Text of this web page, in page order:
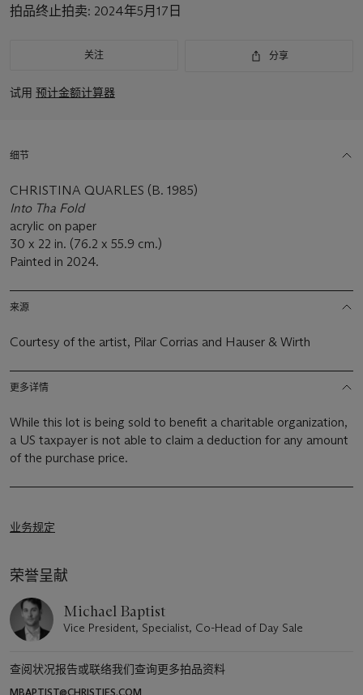
拍品终止拍卖: 2024年5月17日
关注 分享
试用 预计金额计算器
细节
CHRISTINA QUARLES (B. 1985)
Into Tha Fold
acrylic on paper
30 x 22 in. (76.2 x 55.9 cm.)
Painted in 2024.
来源
Courtesy of the artist, Pilar Corrias and Hauser & Wirth
更多详情
While this lot is being sold to benefit a charitable organization,
a US taxpayer is not able to claim a deduction for any amount
of the purchase price.
业务规定
荣誉呈献
Michael Baptist
Vice President, Specialist, Co-Head of Day Sale
查阅状况报告或联络我们查询更多拍品资料
MBAPTIST@CHRISTIES.COM